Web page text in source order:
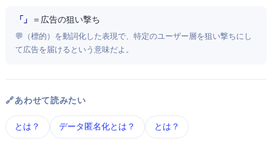
「Ad Targeting」 ＝ 広告の狙い撃ち
💬 target（標的）を動詞化した表現で、特定のユーザー層を狙い撃ちにし
て広告を届けるという意味だよ。
🔗 あわせて読みたい
Cookie とは？ データ匿名化 とは？ GDPR とは？